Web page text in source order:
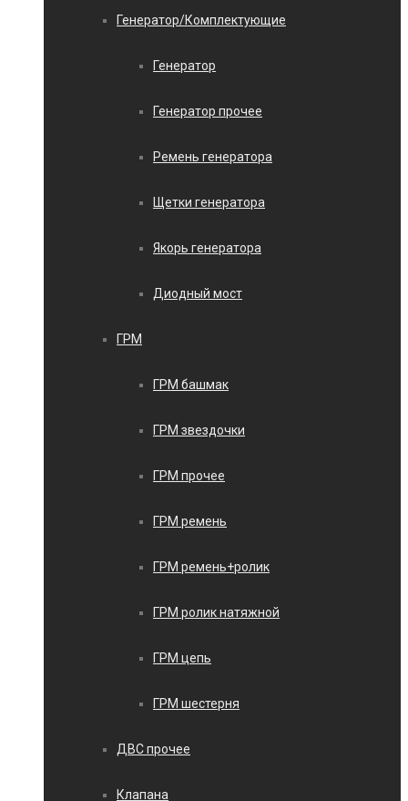
Генератор/Комплектующие
Генератор
Генератор прочее
Ремень генератора
Щетки генератора
Якорь генератора
Диодный мост
ГРМ
ГРМ башмак
ГРМ звездочки
ГРМ прочее
ГРМ ремень
ГРМ ремень+ролик
ГРМ ролик натяжной
ГРМ цепь
ГРМ шестерня
ДВС прочее
Клапана